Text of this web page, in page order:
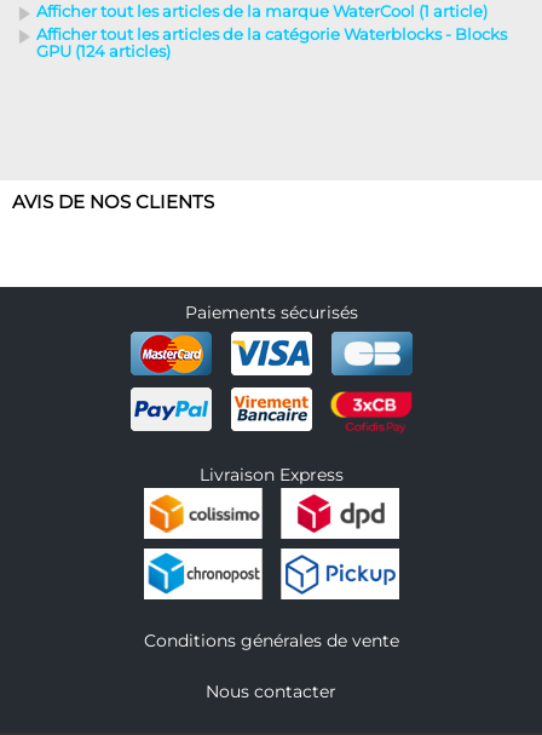
Afficher tout les articles de la marque WaterCool (1 article)
Afficher tout les articles de la catégorie Waterblocks - Blocks
GPU (124 articles)
AVIS DE NOS CLIENTS
Paiements sécurisés
Livraison Express
Conditions générales de vente
Nous contacter